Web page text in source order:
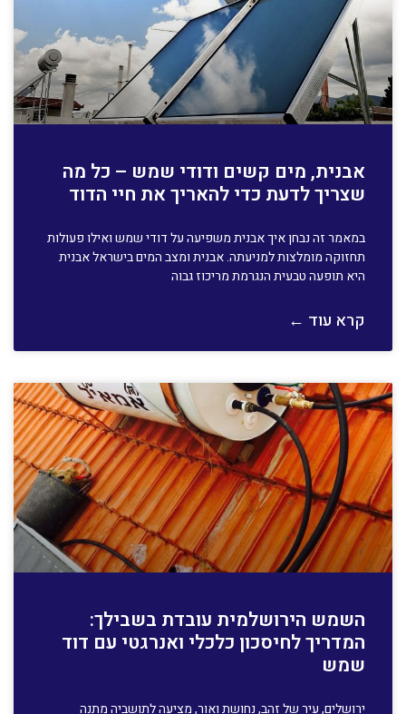
אבנית, מים קשים ודודי שמש – כל מה
שצריך לדעת כדי להאריך את חיי הדוד
במאמר זה נבחן איך אבנית משפיעה על דודי שמש ואילו פעולות
תחזוקה מומלצות למניעתה. אבנית ומצב המים בישראל אבנית
היא תופעה טבעית הנגרמת מריכוז גבוה
קרא עוד ←
השמש הירושלמית עובדת בשבילך:
המדריך לחיסכון כלכלי ואנרגטי עם דוד
שמש
ירושלים, עיר של זהב, נחושת ואור, מציעה לתושביה מתנה